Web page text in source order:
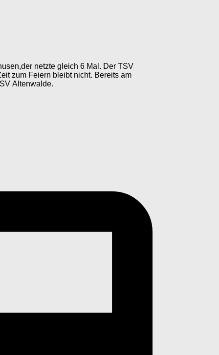
netzte gleich 6 Mal. Der TSV
zum Feiern bleibt nicht. Bereits am
Altenwalde.